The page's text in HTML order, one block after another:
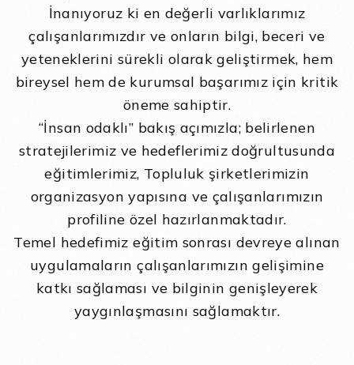
İnanıyoruz ki en değerli varlıklarımız
çalışanlarımızdır ve onların bilgi, beceri ve
yeteneklerini sürekli olarak geliştirmek, hem
bireysel hem de kurumsal başarımız için kritik
öneme sahiptir.
“İnsan odaklı” bakış açımızla; belirlenen
stratejilerimiz ve hedeflerimiz doğrultusunda
eğitimlerimiz, Topluluk şirketlerimizin
organizasyon yapısına ve çalışanlarımızın
profiline özel hazırlanmaktadır.
Temel hedefimiz eğitim sonrası devreye alınan
uygulamaların çalışanlarımızın gelişimine
katkı sağlaması ve bilginin genişleyerek
yaygınlaşmasını sağlamaktır.